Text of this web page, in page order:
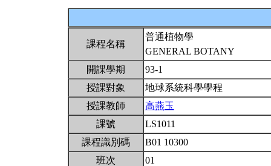
課程名稱
普通植物學
GENERAL BOTANY
開課學期
93-1
授課對象
地球系統科學學程
授課教師
高燕玉
課號
LS1011
課程識別碼
B01 10300
班次
01